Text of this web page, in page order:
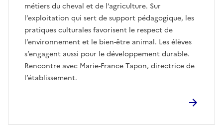
métiers du cheval et de l’agriculture. Sur
l’exploitation qui sert de support pédagogique, les
pratiques culturales favorisent le respect de
l’environnement et le bien-être animal. Les élèves
s’engagent aussi pour le développement durable.
Rencontre avec Marie-France Tapon, directrice de
l’établissement.